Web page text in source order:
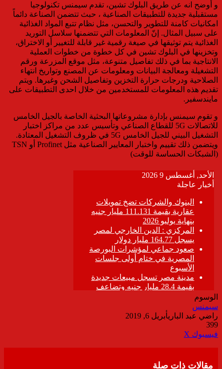
و أوضح انه عن طريق البلوك تشين، تقدم سيمنس تكنولوجيا
مستقبلية جديدة للتطبيقات الصناعية ، حبث تتضمن الصناعة دائماً
امكانيات كامنة للتطوير والتحسن، مثل نظام تتبع المواد الغذائية
على سبيل المثال. إنّ المعلومات التي تتضمنها سلاسل التوريد
الغذائية يتم توثيقها في صيغة رقمية غير قابلة للتغيير أو الاختراق،
وتخزينها في البلوك تشين في كل خطوة من خطوات العملية
الانتاجية بما في ذلك تفاصيل متنوعة، مثل موقع المزرعة ورقم
التشغيلة ومعالجة البيانات ومعلومات عن المصنع وتواريخ انتهاء
الصلاحية ودرجات حرارة التخزين وتفاصيل الشحن وغيرها. ويتم
تقديم هذه المعلومات للمستخدمين من خلال احدى التطبيقات على
مايندسفير.
و تقوم سيمنس بإدارة مشروعاتها البحثية الخاصة بالجيل الخامس
للاتصالات 5G للقطاع الصناعي وتأسيس عدد من مراكز اختبار
التشغيل البيني للجيل الخامس 5G في ظروف التشغيل المعتادة.
ويتضمن ذلك تقييم واختبار المعايير الصناعية مثل Profinet أو TSN
(الشبكات الحساسة للوقت)
الوسوم
سيمنس
راضي عبد الباريأبريل 6, 2019
399
فيسبوك ‫X
مقالات ذات صلة